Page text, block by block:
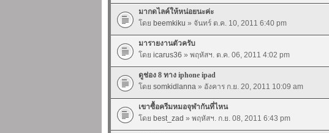
มากดไลค์ให้หน่อยนะค่ะ
โดย beemkiku » จันทร์ ต.ค. 10, 2011 6:40 pm
มารายงานตัวครับ
โดย icarus36 » พฤหัสฯ. ต.ค. 06, 2011 4:02 pm
ดูช่อง 8 ทาง iphone ipad
โดย somkidlanna » อังคาร ก.ย. 20, 2011 10:09 am
เขาซื้อครีมหมอจุฬากันที่ไหน
โดย best_zad » พฤหัสฯ. ก.ย. 08, 2011 6:43 pm